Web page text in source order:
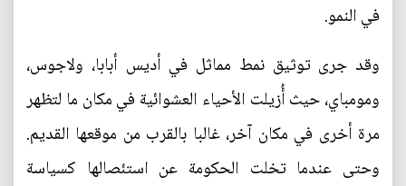
في النمو.
وقد جرى توثيق نمط مماثل في أديس أبابا، ولاجوس،
ومومباي، حيث أُزيلت الأحياء العشوائية في مكان ما لتظهر
مرة أخرى في مكان آخر، غالبا بالقرب من موقعها القديم.
وحتى عندما تخلت الحكومة عن استئصالها كسياسة